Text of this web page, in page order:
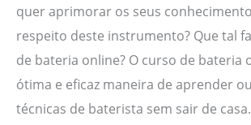
quer aprimorar os seus
respeito deste instrumento? Que tal
de bateria online? O curso de bateria
ótima e eficaz maneira de aprender
técnicas de baterista sem sair de